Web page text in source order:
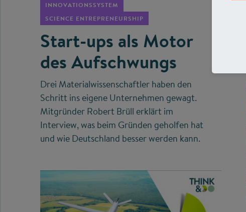
INNOVATIONSSYSTEM
SCIENCE ENTREPRENEURSHIP
Start-ups als Motor
des Aufschwungs
Drei Materialwissenschaftler haben den
Schritt ins eigene Unternehmen gewagt.
Mitgründer Robert Brüll erklärt im
Interview, was beim Gründen geholfen hat
und wie Deutschland besser werden kann.